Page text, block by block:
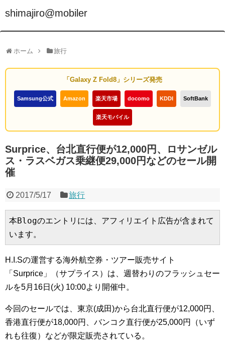
shimajiro@mobiler
ホーム 旅行
「Galaxy Z Fold8」シリーズ発売
Samsung公式 Amazon 楽天市場 docomo KDDI SoftBank
楽天モバイル
Surprice、台北直行便が12,000円、ロサンゼル
ス・ラスベガス乗継便29,000円などのセール開
催
2017/5/17 旅行
本Blogのエントリには、アフィリエイト広告が含まれて
います。
H.I.Sの運営する海外航空券・ツアー販売サイト
「Surprice」（サプライス）は、週替わりのフラッシュセー
ルを5月16日(火) 10:00より開催中。
今回のセールでは、東京(成田)から台北直行便が12,000円、
香港直行便が18,000円、バンコク直行便が25,000円（いず
れも往復）などが限定販売されている。